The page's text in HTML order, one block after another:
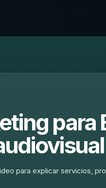
para
para explicar servicios,